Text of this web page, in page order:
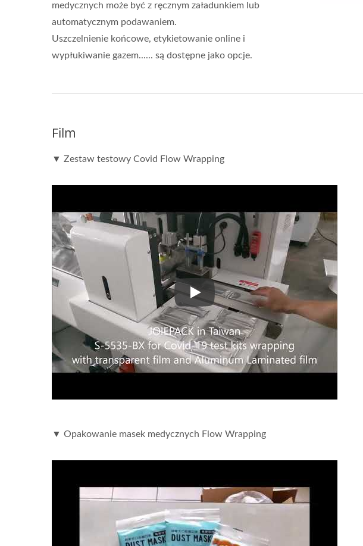
medycznych może być z ręcznym załadunkiem lub
automatycznym podawaniem.
Uszczelnienie końcowe, etykietowanie online i
wypłukiwanie gazem...... są dostępne jako opcje.
Film
▼ Zestaw testowy Covid Flow Wrapping
▼ Zestaw testowy Covid Flow Wrapping
▼ Opakowanie masek medycznych Flow Wrapping